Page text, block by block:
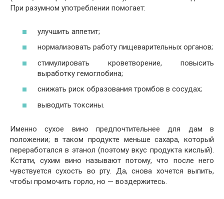
При разумном употреблении помогает:
улучшить аппетит;
нормализовать работу пищеварительных органов;
стимулировать кроветворение, повысить
выработку гемоглобина;
снижать риск образования тромбов в сосудах;
выводить токсины.
Именно сухое вино предпочтительнее для дам в
положении; в таком продукте меньше сахара, который
переработался в этанол (поэтому вкус продукта кислый).
Кстати, сухим вино называют потому, что после него
чувствуется сухость во рту. Да, снова хочется выпить,
чтобы промочить горло, но — воздержитесь.